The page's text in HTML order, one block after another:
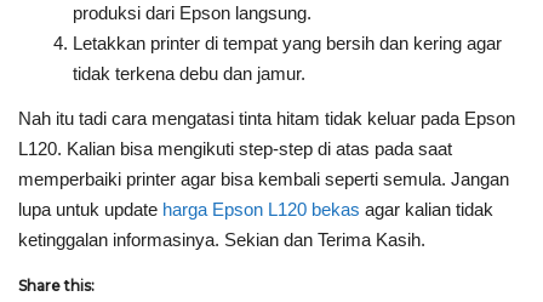
produksi dari Epson langsung.
Letakkan printer di tempat yang bersih dan kering agar
tidak terkena debu dan jamur.
Nah itu tadi cara mengatasi tinta hitam tidak keluar pada Epson
L120. Kalian bisa mengikuti step-step di atas pada saat
memperbaiki printer agar bisa kembali seperti semula. Jangan
lupa untuk update harga Epson L120 bekas agar kalian tidak
ketinggalan informasinya. Sekian dan Terima Kasih.
Share this: